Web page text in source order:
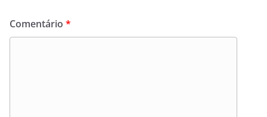
Comentário *